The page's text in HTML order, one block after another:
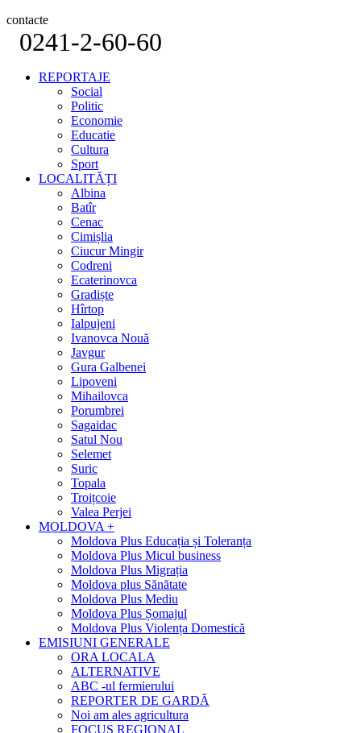
contacte
0241-2-60-60
REPORTAJE
Social
Politic
Economie
Educatie
Cultura
Sport
LOCALITĂȚI
Albina
Batîr
Cenac
Cimișlia
Ciucur Mingir
Codreni
Ecaterinovca
Gradiște
Hîrtop
Ialpujeni
Ivanovca Nouă
Javgur
Gura Galbenei
Lipoveni
Mihailovca
Porumbrei
Sagaidac
Satul Nou
Selemet
Suric
Topala
Troițcoie
Valea Perjei
MOLDOVA +
Moldova Plus Educația și Toleranța
Moldova Plus Micul business
Moldova Plus Migrația
Moldova plus Sănătate
Moldova Plus Mediu
Moldova Plus Șomajul
Moldova Plus Violența Domestică
EMISIUNI GENERALE
ORA LOCALA
ALTERNATIVE
ABC -ul fermierului
REPORTER DE GARDĂ
Noi am ales agricultura
FOCUS REGIONAL